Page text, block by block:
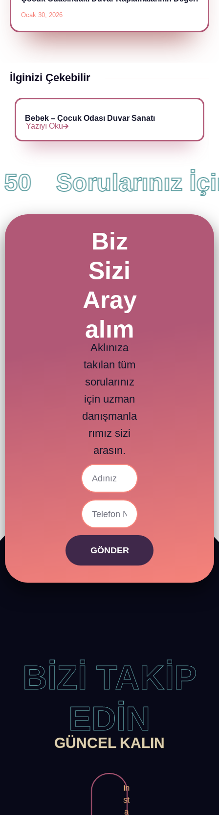
Ocak 30, 2026
İlginizi Çekebilir
Bebek – Çocuk Odası Duvar Sanatı
Yazıyı Oku
Sorularınız
Biz
Sizi
Aray
alım
Aklınıza
takılan tüm
sorularınız
için uzman
danışmanla
rımız sizi
arasın.
GÖNDER
BİZİ TAKİP
EDİN
GÜNCEL KALIN
In
st
a